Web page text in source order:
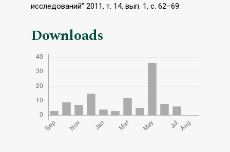
исследований” 2011, т. 14, вып. 1, с. 62–69.
Downloads